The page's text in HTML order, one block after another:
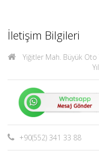
İletişim Bilgileri
Yiğitler Mah. Büyük
Yıldırım /
+90(552) 341 33 88